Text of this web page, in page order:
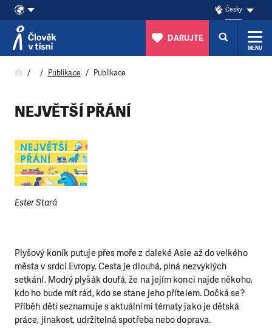
Přeskočit na obsah
Česky
DARUJTE
MENU
Publikace Publikace
NEJVĚTŠÍ PŘÁNÍ
Ester Stará
Plyšový koník putuje přes moře z daleké Asie až do velkého
města v srdci Evropy. Cesta je dlouhá, plná nezvyklých
setkání. Modrý plyšák doufá, že na jejím konci najde někoho,
kdo ho bude mít rád, kdo se stane jeho přítelem. Dočká se?
Příběh děti seznamuje s aktuálními tématy jako je dětská
práce, jinakost, udržitelná spotřeba nebo doprava.